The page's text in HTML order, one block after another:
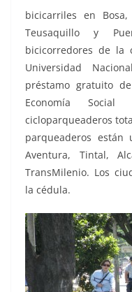
bicicarriles en Bosa,
Teusaquillo y
bicicorredores de la
Universidad
préstamo gratuito
Economía
cicloparqueaderos
parqueaderos están
Aventura, Tintal,
TransMilenio. Los
la cédula.